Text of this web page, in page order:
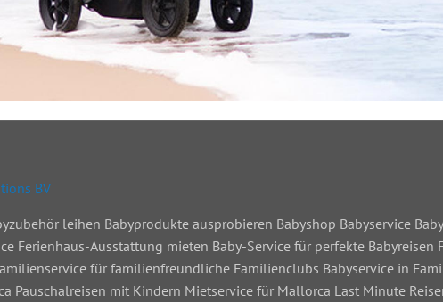
BV
leihen Babyprodukte ausprobieren Babyshop Babyservice
Ferienhaus-Ausstattung mieten Baby-Service für perfekte Babyreisen
für familienfreundliche Familienclubs Babyservice in
Pauschalreisen mit Kindern Mietservice für Mallorca Last Minute